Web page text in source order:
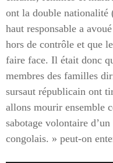
ont la double
haut responsable a
hors de contrôle et que
faire face. Il était donc
membres des familles
sursaut républicain ont
allons mourir ensemble
sabotage volontaire
congolais. » peut-on